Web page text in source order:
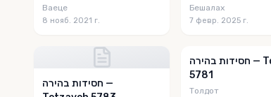
Ваеце
8 нояб. 2021 г.
Бешалах
7 февр. 2025 г.
חסידות בהירה —
חסידות בהירה — Toldos
5781
Толдот